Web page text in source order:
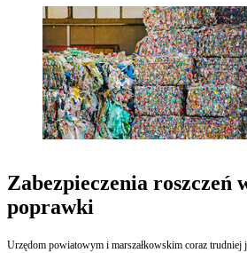
Zabezpieczenia roszczeń
poprawki
Urzędom powiatowym i marszałkowskim coraz trudniej